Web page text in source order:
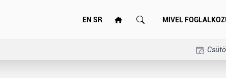
EN SR MIVEL